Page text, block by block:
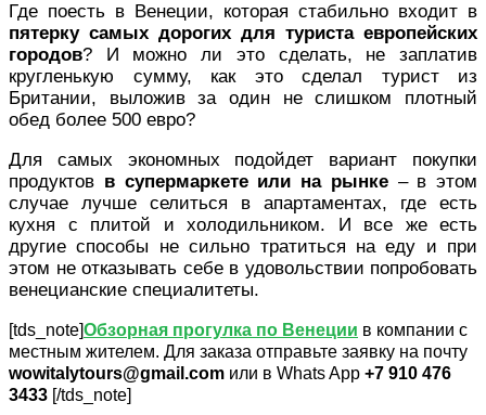
Где поесть в Венеции, которая стабильно входит в
пятерку самых дорогих для туриста европейских
городов? И можно ли это сделать, не заплатив
кругленькую сумму, как это сделал турист из
Британии, выложив за один не слишком плотный
обед более 500 евро?
Для самых экономных подойдет вариант покупки
продуктов в супермаркете или на рынке– в этом
случае лучше селиться в апартаментах, где есть
кухня с плитой и холодильником. И все же есть
другие способы не сильно тратиться на еду и при
этом не отказывать себе в удовольствии попробовать
венецианские специалитеты.
[tds_note]Обзорная прогулка по Венеции в компании с
местным жителем. Для заказа отправьте заявку на почту
wowitalytours@gmail.com или в Whats App +7 910 476
3433 [/tds_note]